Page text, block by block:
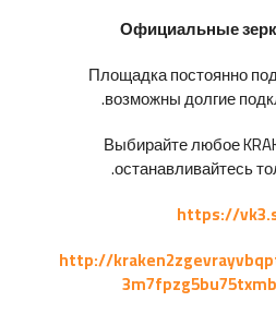
Официальные
Площадка постоянно
возможны долгие
Выбирайте любое
останавливайтесь
https://
http://